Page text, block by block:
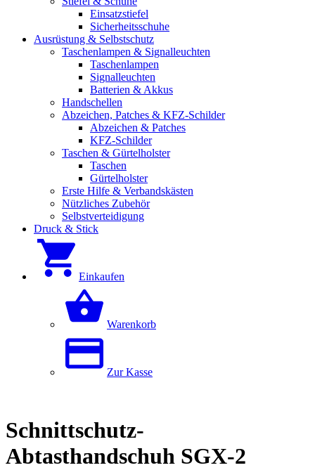
Einsatzstiefel
Sicherheitsschuhe
Ausrüstung & Selbstschutz
Taschenlampen & Signalleuchten
Taschenlampen
Signalleuchten
Batterien & Akkus
Handschellen
Abzeichen, Patches & KFZ-Schilder
Abzeichen & Patches
KFZ-Schilder
Taschen & Gürtelholster
Taschen
Gürtelholster
Erste Hilfe & Verbandskästen
Nützliches Zubehör
Selbstverteidigung
Druck & Stick
Einkaufen
Warenkorb
Zur Kasse
Schnittschutz-
Abtasthandschuh SGX-2